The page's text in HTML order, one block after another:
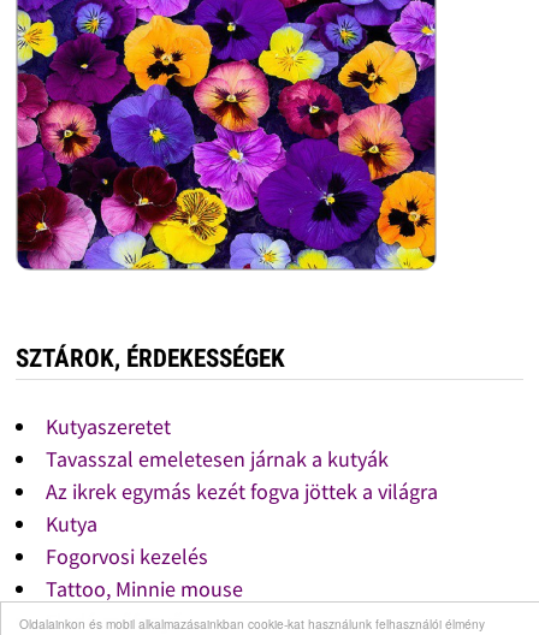
Oldalainkon és mobil alkalmazásainkban cookie-kat használunk felhasználói élmény
SZTÁROK, ÉRDEKESSÉGEK
Kutyaszeretet
Tavasszal emeletesen járnak a kutyák
Az ikrek egymás kezét fogva jöttek a világra
Kutya
Fogorvosi kezelés
Tattoo, Minnie mouse
Eladó műfenyő